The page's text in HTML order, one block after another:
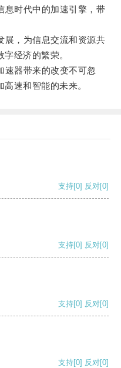
时代中的加速引擎，带
，为信息交流和资源共
经济的繁荣。
器带来的改变不可忽
速和智能的未来。
支持[0] 反对[0]
支持[0] 反对[0]
支持[0] 反对[0]
支持[0] 反对[0]